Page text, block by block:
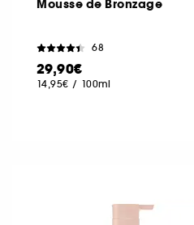
Mousse de Bronzage
68
29,90€
14,95€ / 100ml